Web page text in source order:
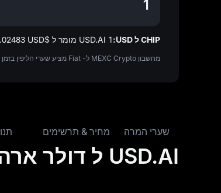
CHIP ל USD: 1 USD.AI מומר ל $‎0.02483 USD
מחשבון MEXC Crypto ל- Fiat מציע שערי חליפין בזמן אמת להמרה קלה מ-CHIP לUSD. כל מחירי ה-crypto הם נתונים בזמן אמת ויכולים להשתנות במהירות. אנו ממליצים לבדוק שוב את תוצאת ההמרה העדכנית ביותר.
שערי המרה מחיר & תרשימים
USD.AI ל דולר ארה"ב טבלת המרה